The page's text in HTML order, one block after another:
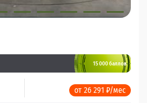
15 000 баллов
от 26 291 ₽/мес